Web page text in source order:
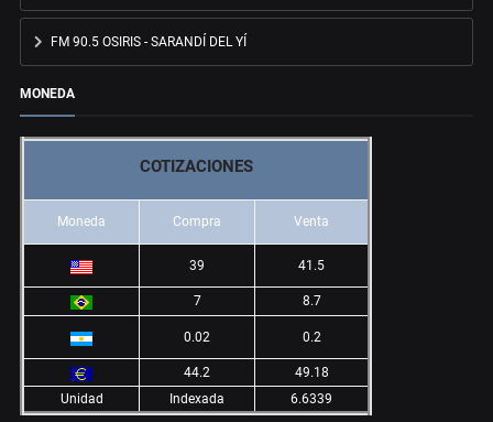
FM 90.5 OSIRIS - SARANDÍ DEL YÍ
MONEDA
COTIZACIONES
Moneda Compra Venta
39 41.5
7 8.7
0.02 0.2
44.2
49.18
Unidad
Indexada 6.6339